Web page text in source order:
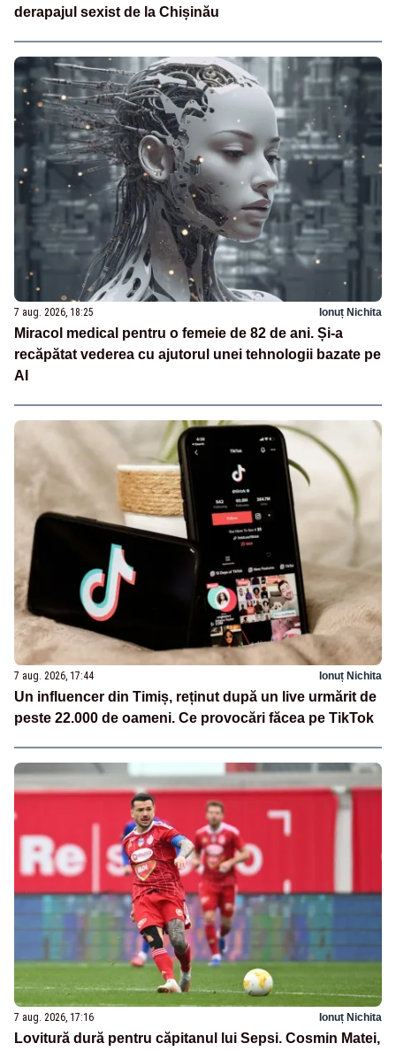
derapajul sexist de la Chișinău
7 aug. 2026, 18:25 Ionuț Nichita
Miracol medical pentru o femeie de 82 de ani. Și-a
recăpătat vederea cu ajutorul unei tehnologii bazate pe
AI
7 aug. 2026, 17:44 Ionuț Nichita
Un influencer din Timiș, reținut după un live urmărit de
peste 22.000 de oameni. Ce provocări făcea pe TikTok
7 aug. 2026, 17:16 Ionuț Nichita
Lovitură dură pentru căpitanul lui Sepsi. Cosmin Matei,